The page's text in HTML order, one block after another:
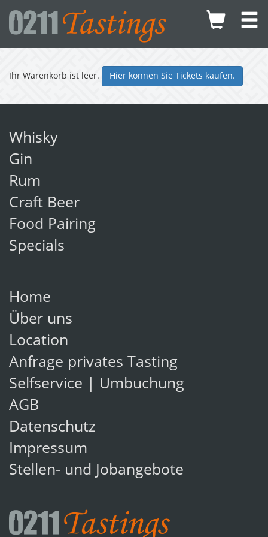
Ihr Warenkorb ist leer. Hier können Sie Tickets kaufen.
Whisky
Gin
Rum
Craft Beer
Food Pairing
Specials
Home
Über uns
Location
Anfrage privates Tasting
Selfservice | Umbuchung
AGB
Datenschutz
Impressum
Stellen- und Jobangebote